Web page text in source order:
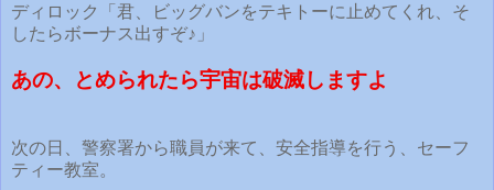
ディロック「君、ビッグバンをテキトーに止めてくれ、そ
したらボーナス出すぞ♪」
あの、とめられたら宇宙は破滅しますよ
次の日、警察署から職員が来て、安全指導を行う、セーフ
ティー教室。